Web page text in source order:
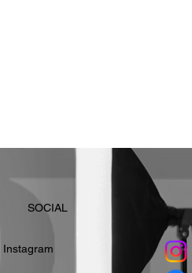
​SOCIAL
Instagram